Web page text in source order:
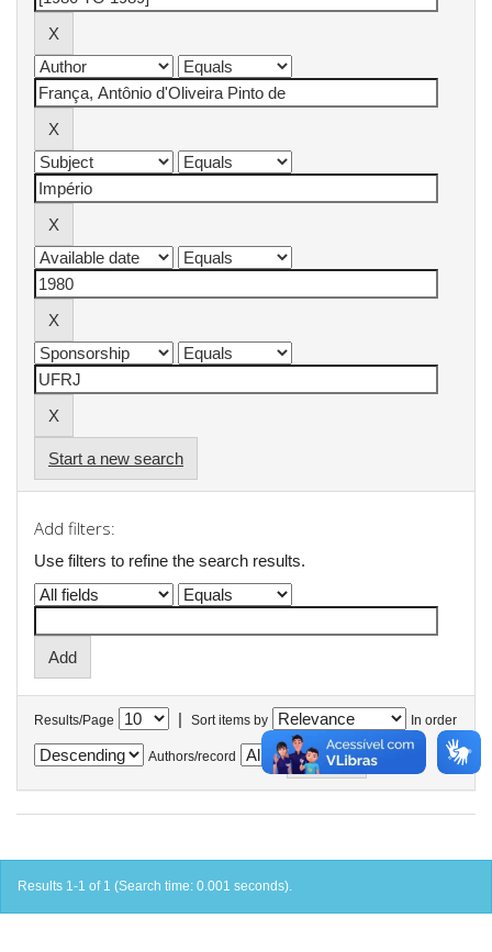
Start a new search
Add filters:
Use filters to refine the search results.
Results/Page | Sort items by In order
Authors/record
Results 1-1 of 1 (Search time: 0.001 seconds).